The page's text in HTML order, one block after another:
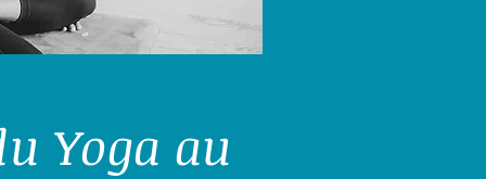
Yoga au